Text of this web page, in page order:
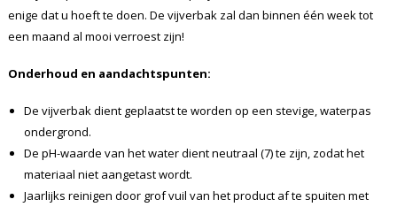
enige dat u hoeft te doen. De vijverbak zal dan binnen één week tot
een maand al mooi verroest zijn!
Onderhoud en aandachtspunten:
De vijverbak dient geplaatst te worden op een stevige, waterpas
ondergrond.
De pH-waarde van het water dient neutraal (7) te zijn, zodat het
materiaal niet aangetast wordt.
Jaarlijks reinigen door grof vuil van het product af te spuiten met